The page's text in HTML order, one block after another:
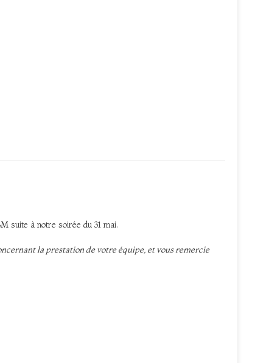
suite à notre soirée du 31 mai.
la prestation de votre équipe, et vous remercie